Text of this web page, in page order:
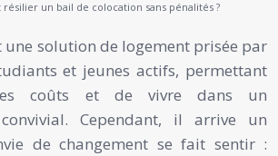
un bail de colocation sans pénalités ?
une solution de logement prisée par
et jeunes actifs, permettant
coûts et de vivre dans un
Cependant, il arrive un
de changement se fait sentir :